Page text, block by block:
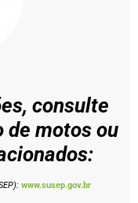
consulte
de motos ou
www.susep.gov.br